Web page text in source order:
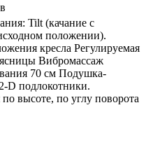
Tilt (качание с
положении).
кресла Регулируемая
Вибромассаж
70 см Подушка-
D подлокотники.
высоте, по углу поворота